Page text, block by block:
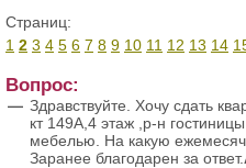
Страниц:
1 2 3 4 5 6 7 8 9 10 11 12 13 14
Вопрос:
Здравствуйте. Хочу сдать
кт 149А,4 этаж ,р-н
мебелью. На какую
Заранее благодарен за ответ.